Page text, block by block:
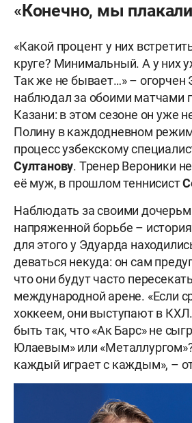
«Конечно, мы
«Какой процент у них
круге? Минимальный. А у них
Так же не бывает…» – огорчен
наблюдал за обоими матчами
Казани: в этом сезоне он уже
Полину в каждодневном
процесс узбекскому
Султанову. Тренер Вероники
её муж, в прошлом теннисист
Наблюдать за своими
напряженной борьбе –
для этого у Эдуарда
деваться некуда: он сам
что они будут часто
международной арене. «Если
хоккеем, они выступают в
быть так, что «Ак Барс» не
Юлаевым» или
каждый играет с каждым», –